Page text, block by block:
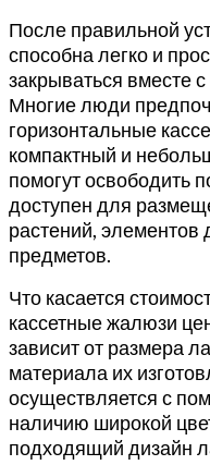
После правильной
способна легко и
закрываться вместе
Многие люди
горизонтальные
компактный и
помогут освободить
доступен для
растений, элементов
предметов.
Что касается
кассетные жалюзи
зависит от размера
материала их
осуществляется с
наличию широкой
подходящий дизайн